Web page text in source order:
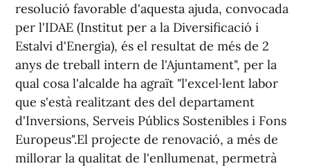
resolució favorable d'aquesta ajuda, convocada
per l'IDAE (Institut per a la Diversificació i
Estalvi d'Energia), és el resultat de més de 2
anys de treball intern de l'Ajuntament", per la
qual cosa l'alcalde ha agraït "l'excel·lent labor
que s'està realitzant des del departament
d'Inversions, Serveis Públics Sostenibles i Fons
Europeus".El projecte de renovació, a més de
millorar la qualitat de l'enllumenat, permetrà